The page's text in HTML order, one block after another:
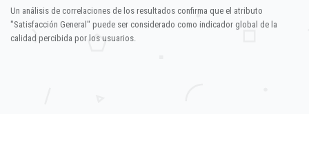
Un análisis de correlaciones de los resultados confirma que el atributo
"Satisfacción General" puede ser considerado como indicador global de la
calidad percibida por los usuarios.